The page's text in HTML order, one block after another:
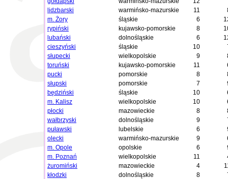
lidzbarski
warmińsko-mazurskie 11
m. Żory
śląskie 6
rypiński
kujawsko-pomorskie 8
lubański
dolnośląskie 6
cieszyński
śląskie 10
słupecki
wielkopolskie 9
toruński
kujawsko-pomorskie 11
pucki
pomorskie 8
słupski
pomorskie 7
będziński
śląskie 10
m. Kalisz
wielkopolskie 10
płocki
mazowieckie 8
wałbrzyski
dolnośląskie 9
puławski
lubelskie 6
olecki
warmińsko-mazurskie 9
m. Opole
opolskie 6
m. Poznań
wielkopolskie 11
żuromiński
mazowieckie 4
kłodzki
dolnośląskie 8